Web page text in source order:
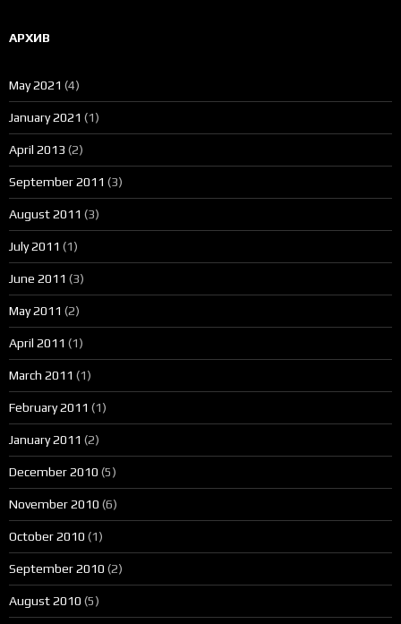
АРХИВ
May 2021 (4)
January 2021 (1)
April 2013 (2)
September 2011 (3)
August 2011 (3)
July 2011 (1)
June 2011 (3)
May 2011 (2)
April 2011 (1)
March 2011 (1)
February 2011 (1)
January 2011 (2)
December 2010 (5)
November 2010 (6)
October 2010 (1)
September 2010 (2)
August 2010 (5)